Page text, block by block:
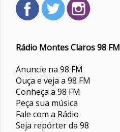
Rádio Montes Claros 98 FM
Anuncie na 98 FM
Ouça e veja a 98 FM
Conheça a 98 FM
Peça sua música
Fale com a Rádio
Seja repórter da 98